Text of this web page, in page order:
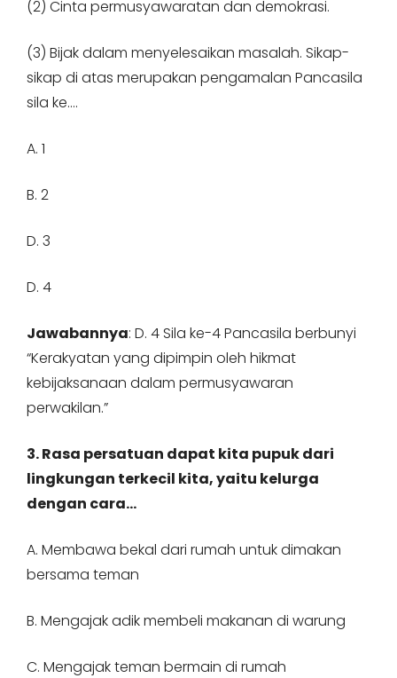
(2) Cinta permusyawaratan dan demokrasi.
(3) Bijak dalam menyelesaikan masalah. Sikap-
sikap di atas merupakan pengamalan Pancasila
sila ke….
A. 1
B. 2
D. 3
D. 4
Jawabannya: D. 4 Sila ke-4 Pancasila berbunyi
“Kerakyatan yang dipimpin oleh hikmat
kebijaksanaan dalam permusyawaran
perwakilan.”
3. Rasa persatuan dapat kita pupuk dari
lingkungan terkecil kita, yaitu kelurga
dengan cara…
A. Membawa bekal dari rumah untuk dimakan
bersama teman
B. Mengajak adik membeli makanan di warung
C. Mengajak teman bermain di rumah